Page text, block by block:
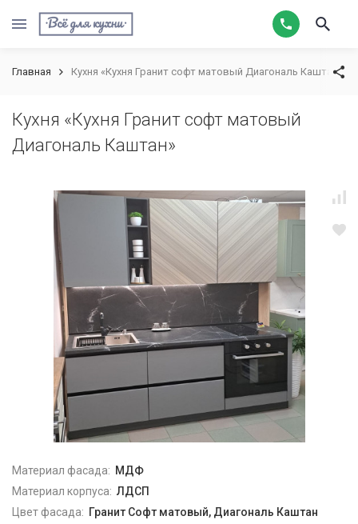
Главная Кухня «Кухня Гранит софт матовый Диагональ Каштан»
Кухня «Кухня Гранит софт матовый
Диагональ Каштан»
Материал фасада: МДФ
Материал корпуса: ЛДСП
Цвет фасада: Гранит Софт матовый, Диагональ Каштан